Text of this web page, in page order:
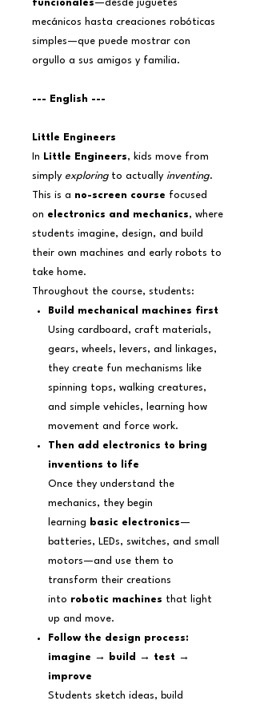
funcionales—desde juguetes
mecánicos hasta creaciones robóticas
simples—que puede mostrar con
orgullo a sus amigos y familia.
--- English ---
Little Engineers
In
Little Engineers, kids move from
simply exploringto actually inventing.
This is a no-screen course focused
on electronics and mechanics, where
students imagine, design, and build
their own machines and early robots to
take home.
Throughout the course, students:
Build mechanical machines first
Using cardboard, craft materials,
gears, wheels, levers, and linkages,
they create fun mechanisms like
spinning tops, walking creatures,
and simple vehicles, learning how
movement and force work.
Then add electronics to bring
inventions to life
Once they understand the
mechanics, they begin
learning
basic electronics—
batteries, LEDs, switches, and small
motors—and use them to
transform their creations
into robotic machines that light
up and move.
Follow the design process:
imagine → build → test →
improve
Students sketch ideas, build